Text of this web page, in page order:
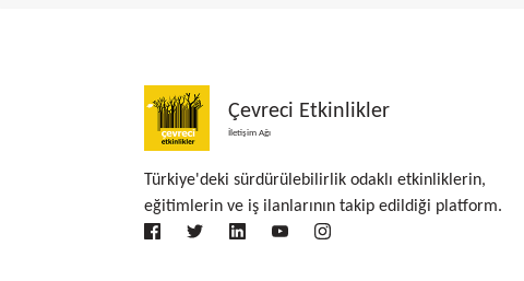
Çevreci Etkinlikler
İletişim Ağı
Türkiye'deki sürdürülebilirlik odaklı etkinliklerin,
eğitimlerin ve iş ilanlarının takip edildiği platform.